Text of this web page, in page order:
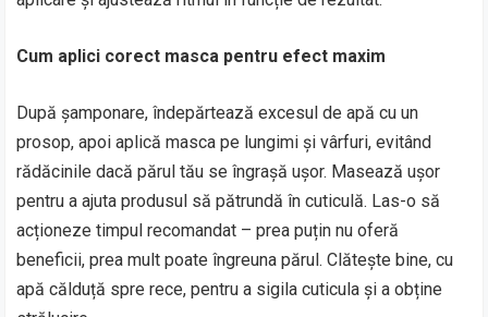
Cum aplici corect masca pentru efect maxim
După șamponare, îndepărtează excesul de apă cu un
prosop, apoi aplică masca pe lungimi și vârfuri, evitând
rădăcinile dacă părul tău se îngrașă ușor. Masează ușor
pentru a ajuta produsul să pătrundă în cuticulă. Las-o să
acționeze timpul recomandat – prea puțin nu oferă
beneficii, prea mult poate îngreuna părul. Clătește bine, cu
apă călduță spre rece, pentru a sigila cuticula și a obține